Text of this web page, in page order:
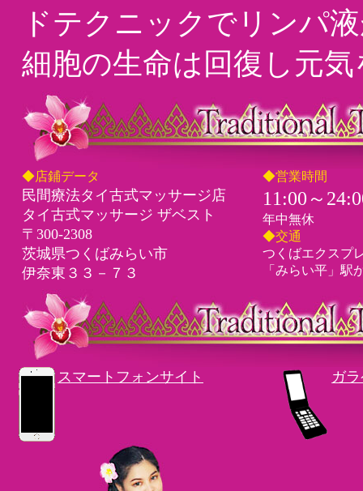
ドテクニックでリンパ
細胞の生命は回復し元
◆店鋪データ
民間療法タイ古式マッサージ店
タイ古式マッサージ ザベスト
〒300-2308
茨城県つくばみらい市
伊奈東３３－７３
◆営業時間
11:00～
年中無休
◆交通
つくばエクスプ
「みらい平」駅
スマートフォンサイト ガ